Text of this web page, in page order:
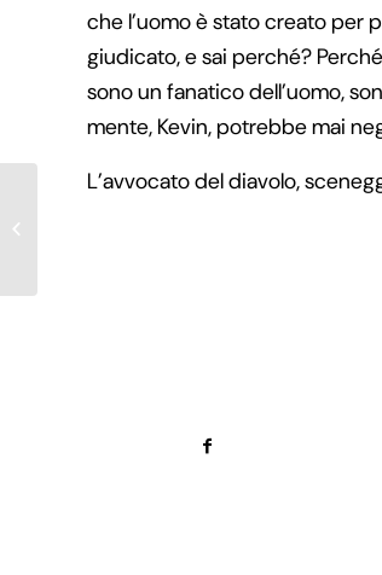
che l’uomo è stato creato per
giudicato, e sai perché?
sono un fanatico dell’uomo,
mente, Kevin, potrebbe mai
L’avvocato del diavolo,